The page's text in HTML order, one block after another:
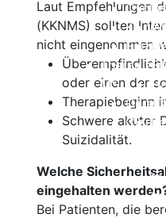
Keine
Therapie
MS
Laut Empfehlungen
(KKNMS) sollten
nicht eingenommen
oder einen der
Therapiebeginn
Schwere akuter
Suizidalität.
Welche
eingehalten
Bei Patienten, die